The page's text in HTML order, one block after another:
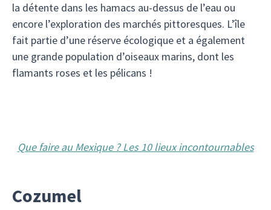
la détente dans les hamacs au-dessus de l’eau ou
encore l’exploration des marchés pittoresques. L’île
fait partie d’une réserve écologique et a également
une grande population d’oiseaux marins, dont les
flamants roses et les pélicans !
Que faire au Mexique ? Les 10 lieux incontournables
Cozumel